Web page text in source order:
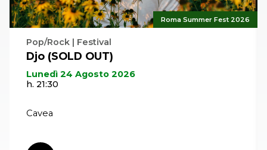
Liszt
- Sonata in si minore
per ulteriori informazioni Accademia Nazionale di
Santa Cecilia
Roma Summer Fest 2026
Pop/Rock | Festival
Djo (SOLD OUT)
Lunedì 24 Agosto 2026
h. 21:30
Cavea